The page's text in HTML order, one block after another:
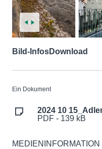
Bild-InfosDownload
Ein Dokument
2024 10
PDF - 139 kB
MEDIENINFORMATION